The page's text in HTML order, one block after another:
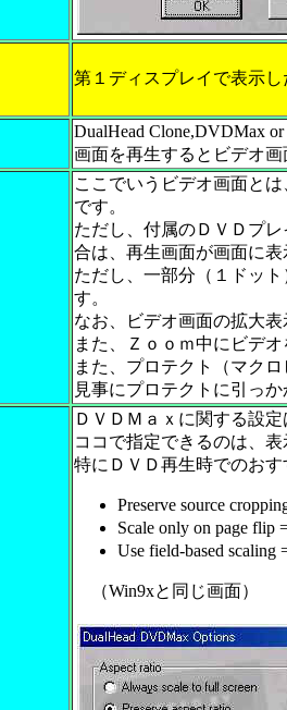
第１ディスプレイで表示
DualHead Clone,DVDMax
画面を再生するとビデオ
ここでいうビデオ画面と
です。
ただし、付属のＤＶＤプ
合は、再生画面が画面に
ただし、一部分（１ドッ
す。
なお、ビデオ画面の拡大
また、Ｚｏｏｍ中にビデ
また、プロテクト（マク
見事にプロテクトに引っ
ＤＶＤＭａｘに関する設定
ココで指定できるのは、
特にＤＶＤ再生時でのおす
Preserve source
Scale only on page flip
Use field-based
（Win9xと同じ画面）